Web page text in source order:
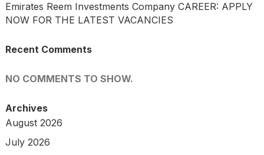
Emirates Reem Investments Company CAREER: APPLY
NOW FOR THE LATEST VACANCIES
Recent Comments
NO COMMENTS TO SHOW.
Archives
August 2026
July 2026